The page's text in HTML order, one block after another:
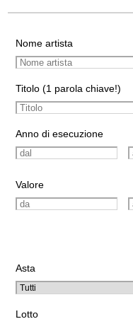
Nome artista
Titolo (1 parola chiave!)
Anno di esecuzione
Valore
Asta
Lotto